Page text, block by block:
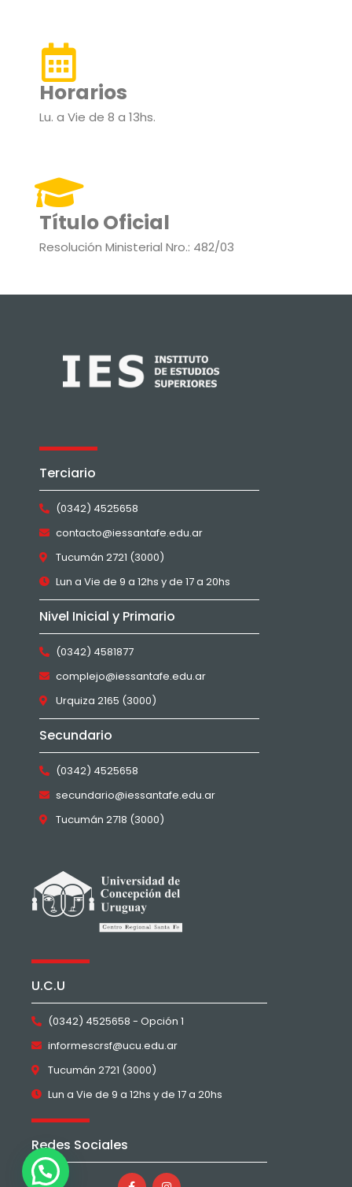
Horarios
Lu. a Vie de 8 a 13hs.
Título Oficial
Resolución Ministerial Nro.: 482/03
Terciario
(0342) 4525658
contacto@iessantafe.edu.ar
Tucumán 2721 (3000)
Lun a Vie de 9 a 12hs y de 17 a 20hs
Nivel Inicial y Primario
(0342) 4581877
complejo@iessantafe.edu.ar
Urquiza 2165 (3000)
Secundario
(0342) 4525658
secundario@iessantafe.edu.ar
Tucumán 2718 (3000)
U.C.U
(0342) 4525658 - Opción 1
informescrsf@ucu.edu.ar
Tucumán 2721 (3000)
Lun a Vie de 9 a 12hs y de 17 a 20hs
Redes Sociales